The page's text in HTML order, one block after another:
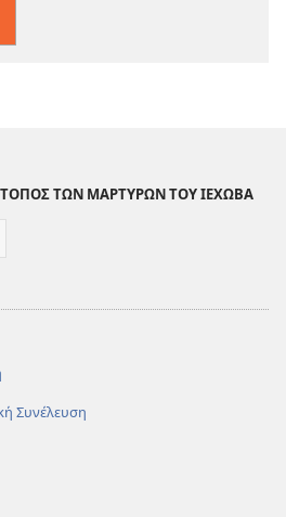
ΤΩΝ ΜΑΡΤΥΡΩΝ ΤΟΥ ΙΕΧΩΒΑ
Συνέλευση